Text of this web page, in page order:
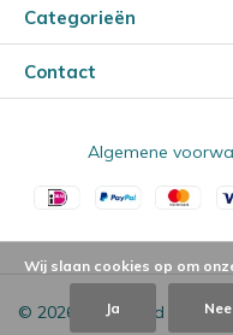
Categorieën
Contact
© 2026 - Powered by
Algemene
Wij slaan cookies op om
Ja Nee